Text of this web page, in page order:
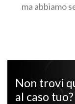
ma abbiamo
Non trovi
al caso tuo?